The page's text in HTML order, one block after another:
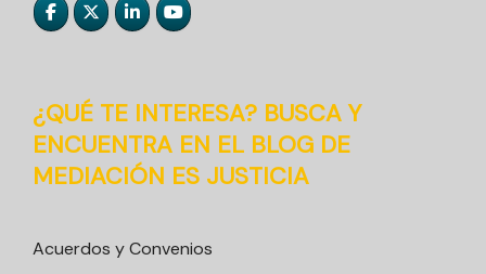
¿QUÉ TE INTERESA? BUSCA Y
ENCUENTRA EN EL BLOG DE
MEDIACIÓN ES JUSTICIA
Acuerdos y Convenios